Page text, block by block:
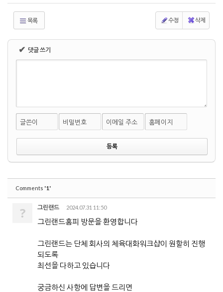
목록 수정 삭제
✔ 댓글 쓰기
글쓴이 비밀번호 이메일 주소 홈페이지
Comments '1'
? 그린랜드 2024.07.31 11:50
그린랜드홈피 방문을 환영합니다
그린랜드는 단체 회사의 체육대화워크샵이 원할히 진행
되도록
최선을 다하고 있습니다
궁금하신 사항에 답변을 드리면